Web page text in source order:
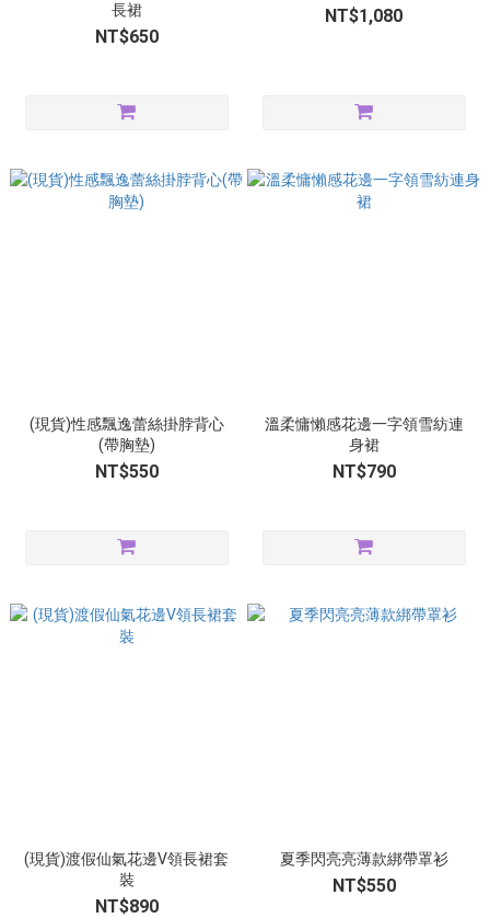
長裙
NT$650
NT$1,080
(現貨)性感飄逸蕾絲掛脖背心
(帶胸墊)
NT$550
溫柔慵懶感花邊一字領雪紡連
身裙
NT$790
(現貨)渡假仙氣花邊V領長裙套
裝
NT$890
夏季閃亮亮薄款綁帶罩衫
NT$550